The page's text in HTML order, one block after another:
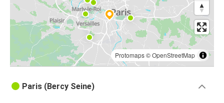
Protomaps©OpenStreetMap
Paris (Bercy Seine)